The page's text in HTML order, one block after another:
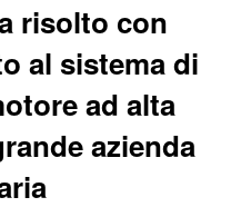
risolto con
al sistema di
ad alta
azienda